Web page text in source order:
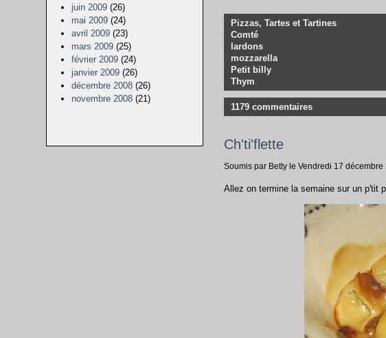
juin 2009 (26)
mai 2009 (24)
avril 2009 (23)
mars 2009 (25)
février 2009 (24)
janvier 2009 (26)
décembre 2008 (26)
novembre 2008 (21)
Pizzas, Tartes et Tartines
Comté
lardons
mozzarella
Petit billy
Thym
1179 commentaires
Ch'ti'flette
Soumis par Betty le Vendredi 17 décembre
Allez on termine la semaine sur un p'tit